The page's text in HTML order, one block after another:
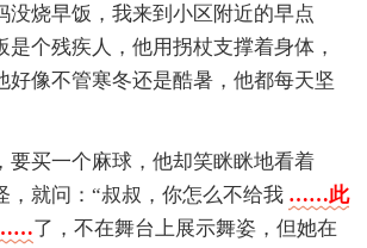
没烧早饭，我来到小区附近的早点
是个残疾人，他用拐杖支撑着身体，
好像不管寒冬还是酷暑，他都每天坚
要买一个麻球，他却笑眯眯地看着
，就问：“叔叔，你怎么不给我 ……此
……了，不在舞台上展示舞姿，但她在